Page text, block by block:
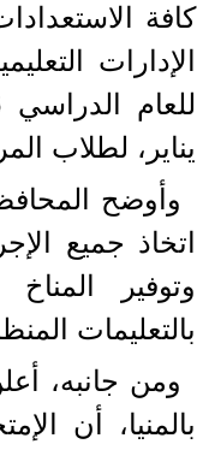
كافة
الإدارات
يناير، لطلاب
وأوضح
اتخاذ جميع
وتوفير
بالتعليمات
ومن جانبه،
بالمنيا، أن